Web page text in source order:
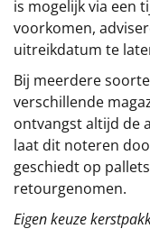
is mogelijk via een
voorkomen,
uitreikdatum te
Bij meerdere
verschillende
ontvangst altijd de
laat dit noteren
geschiedt op
retourgenomen.
Eigen keuze